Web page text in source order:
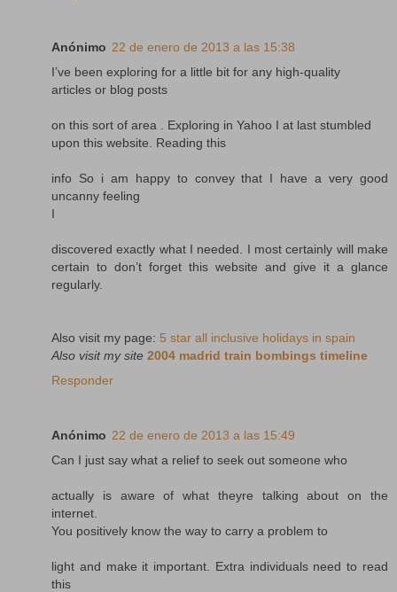
Anónimo 22 de enero de 2013 a las 15:38
I’ve been exploring for a little bit for any high-quality
articles or blog posts
on this sort of area . Exploring in Yahoo I at last stumbled
upon this website. Reading this
info So i am happy to convey that I have a very good
uncanny feeling
I
discovered exactly what I needed. I most certainly will make
certain to don’t forget this website and give it a glance
regularly.
Also visit my page: 5 star all inclusive holidays in spain
Also visit my site 2004 madrid train bombings timeline
Responder
Anónimo 22 de enero de 2013 a las 15:49
Can I just say what a relief to seek out someone who
actually is aware of what theyre talking about on the
internet.
You positively know the way to carry a problem to
light and make it important. Extra individuals need to read
this